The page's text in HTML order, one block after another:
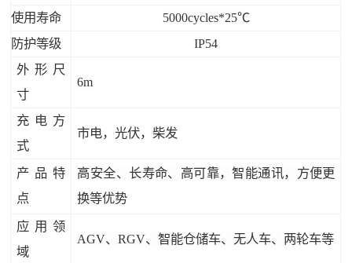
使用寿命
5000cycles*25℃
防护等级
IP54
外形尺
寸
6m
充电方
式
市电，光伏，柴发
产品特
点
高安全、长寿命、高可靠，智能通讯，方便更
换等优势
应用领
域
AGV、RGV、智能仓储车、无人车、两轮车等